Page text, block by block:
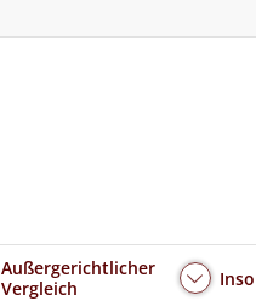
Außergerichtlicher
Vergleich